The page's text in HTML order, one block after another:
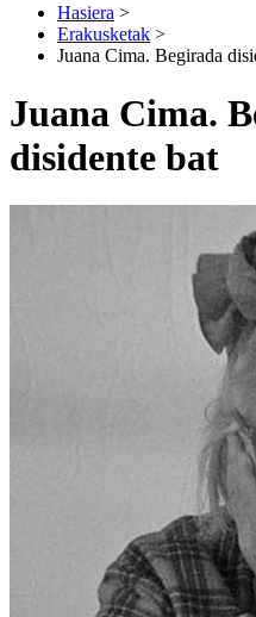
Hasiera >
Erakusketak >
Juana Cima. Begirada
Juana Cima.
disidente bat